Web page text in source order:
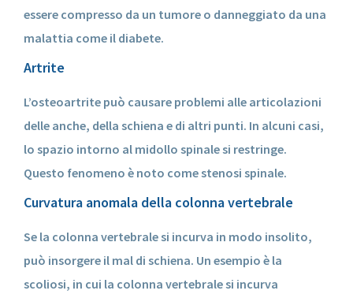
essere compresso da un tumore o danneggiato da una
malattia come il diabete.
Artrite
L’osteoartrite può causare problemi alle articolazioni
delle anche, della schiena e di altri punti. In alcuni casi,
lo spazio intorno al midollo spinale si restringe.
Questo fenomeno è noto come stenosi spinale.
Curvatura anomala della colonna vertebrale
Se la colonna vertebrale si incurva in modo insolito,
può insorgere il mal di schiena. Un esempio è la
scoliosi, in cui la colonna vertebrale si incurva